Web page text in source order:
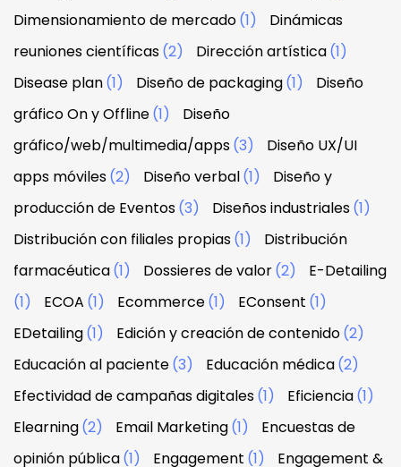
Dimensionamiento de mercado(1)
Dinámicas
reuniones científicas(2) Dirección artística(1)
Disease plan(1) Diseño de packaging(1)
Diseño
gráfico On y Offline(1)
Diseño
gráfico/web/multimedia/apps(3)
Diseño UX/UI
apps móviles(2) Diseño verbal(1)
Diseño y
producción de Eventos(3) Diseños industriales(1)
Distribución con filiales propias(1)
Distribución
farmacéutica(1) Dossieres de valor(2)
E-Detailing
(1)
ECOA (1) Ecommerce(1) EConsent (1)
EDetailing(1) Edición y creación de contenido(2)
Educación al paciente(3) Educación médica(2)
Efectividad de campañas digitales(1) Eficiencia(1)
Elearning(2) Email Marketing(1)
Encuestas de
opinión pública(1) Engagement (1)
Engagement &